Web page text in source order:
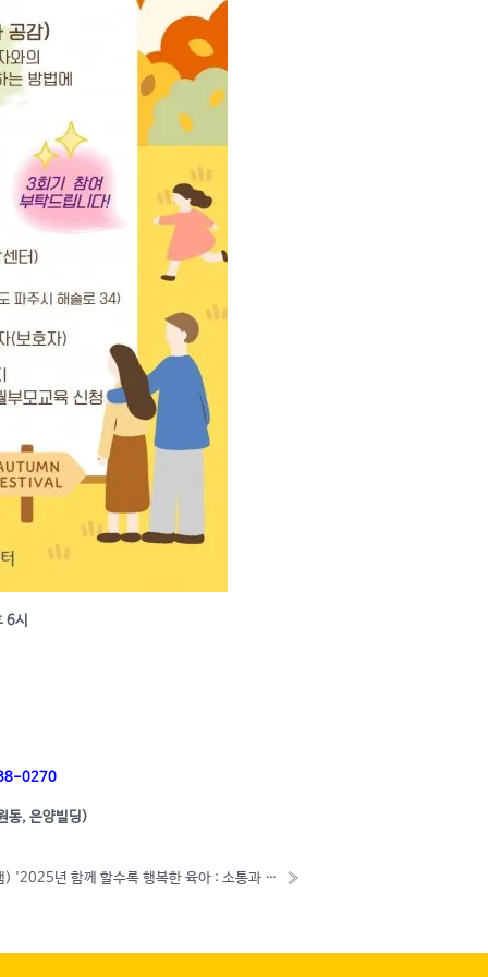
6시
0270
동, 은양빌딩)
집단상담프로그램) '2025년 함께 할수록 행복한 육아 : 소통과 공감'_성남시 »